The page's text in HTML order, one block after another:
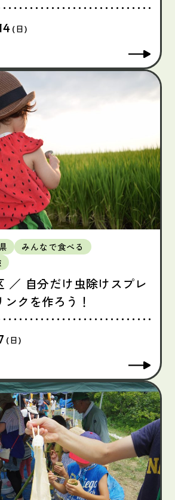
(日)
みんなで食べる
／ 自分だけ虫除けスプレ
クを作ろう！
(日)